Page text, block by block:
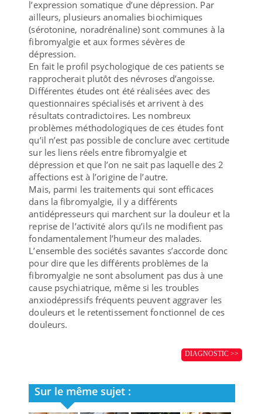
l’expression somatique d’une dépression. Par
ailleurs, plusieurs anomalies biochimiques
(sérotonine, noradrénaline) sont communes à la
fibromyalgie et aux formes sévères de
dépression.
En fait le profil psychologique de ces patients se
rapprocherait plutôt des névroses d’angoisse.
Différentes études ont été réalisées avec des
questionnaires spécialisés et arrivent à des
résultats contradictoires. Les nombreux
problèmes méthodologiques de ces études font
qu’il n’est pas possible de conclure avec certitude
sur les liens réels entre fibromyalgie et
dépression et que l’on ne sait pas laquelle des 2
affections est à l’origine de l’autre.
Mais, parmi les traitements qui sont efficaces
dans la fibromyalgie, il y a différents
antidépresseurs qui marchent sur la douleur et la
reprise de l’activité alors qu’ils ne modifient pas
fondamentalement l’humeur des malades.
L’ensemble des sociétés savantes s’accorde donc
pour dire que les différents problèmes de la
fibromyalgie ne sont absolument pas dus à une
cause psychiatrique, même si les troubles
anxiodépressifs fréquents peuvent aggraver les
douleurs et le retentissement fonctionnel de ces
douleurs.
DIAGNOSTIC >>
Sur le même sujet :